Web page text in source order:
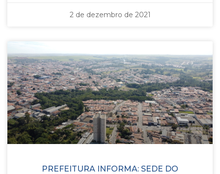
2 de dezembro de 2021
PREFEITURA INFORMA: SEDE DO